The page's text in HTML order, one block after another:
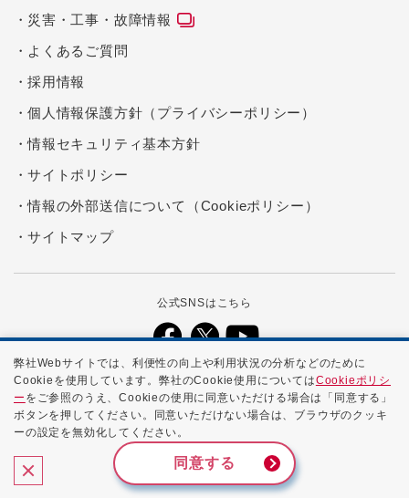
災害・工事・故障情報
よくあるご質問
採用情報
個人情報保護方針（プライバシーポリシー）
情報セキュリティ基本方針
サイトポリシー
情報の外部送信について（Cookieポリシー）
サイトマップ
公式SNSはこちら
本ホームページに記載する会社名、商品名、ブランド名などは、各社の
商号、登録商標、または商標です。
Copyright ©2026 NTTPC Communications, Inc. All Rights
弊社Webサイトでは、利便性の向上や利用状況の分析などのために
Cookieを使用しています。弊社のCookie使用についてはCookieポリシ
ー をご参照のうえ、Cookieの使用に同意いただける場合は「同意する」
ボタンを押してください。同意いただけない場合は、ブラウザのクッキ
ーの設定を無効化してください。
同意する